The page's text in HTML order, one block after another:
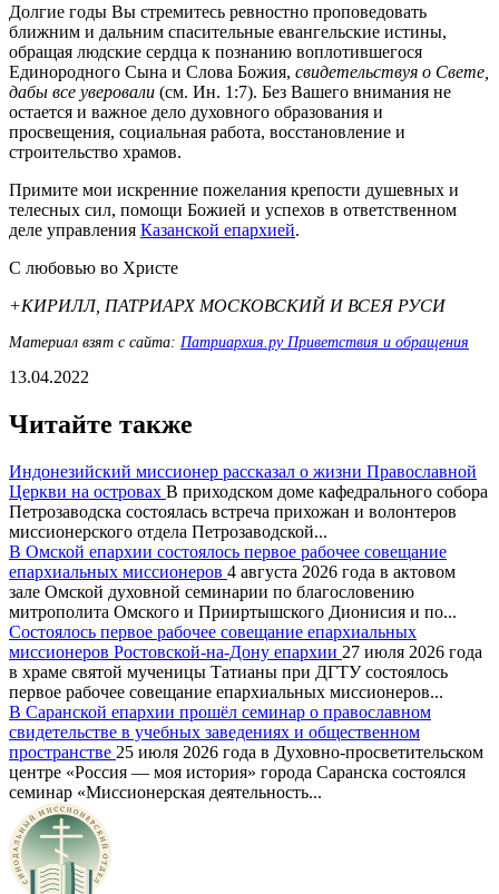
Долгие годы Вы стремитесь ревностно проповедовать
ближним и дальним спасительные евангельские истины,
обращая людские сердца к познанию воплотившегося
Единородного Сына и Слова Божия, свидетельствуя о Свете,
дабы все уверовали (см. Ин. 1:7). Без Вашего внимания не
остается и важное дело духовного образования и
просвещения, социальная работа, восстановление и
строительство храмов.
Примите мои искренние пожелания крепости душевных и
телесных сил, помощи Божией и успехов в ответственном
деле управления Казанской епархией.
С любовью во Христе
+КИРИЛЛ, ПАТРИАРХ МОСКОВСКИЙ И ВСЕЯ РУСИ
Материал взят с сайта: Патриархия.ру Приветствия и обращения
13.04.2022
Читайте также
Индонезийский миссионер рассказал о жизни Православной
Церкви на островах В приходском доме кафедрального собора
Петрозаводска состоялась встреча прихожан и волонтеров
миссионерского отдела Петрозаводской...
В Омской епархии состоялось первое рабочее совещание
епархиальных миссионеров 4 августа 2026 года в актовом
зале Омской духовной семинарии по благословению
митрополита Омского и Прииртышского Дионисия и по...
Состоялось первое рабочее совещание епархиальных
миссионеров Ростовской-на-Дону епархии 27 июля 2026 года
в храме святой мученицы Татианы при ДГТУ состоялось
первое рабочее совещание епархиальных миссионеров...
В Саранской епархии прошёл семинар о православном
свидетельстве в учебных заведениях и общественном
пространстве 25 июля 2026 года в Духовно-просветительском
центре «Россия — моя история» города Саранска состоялся
семинар «Миссионерская деятельность...